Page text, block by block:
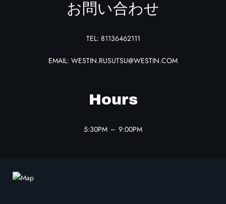
お問い合わせ
TEL: 81136462111
EMAIL: WESTIN.RUSUTSU@WESTIN.COM
Hours
5:30PM ～ 9:00PM